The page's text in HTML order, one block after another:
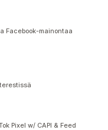
Facebook-mainontaa
Pixel w/ CAPI & Feed